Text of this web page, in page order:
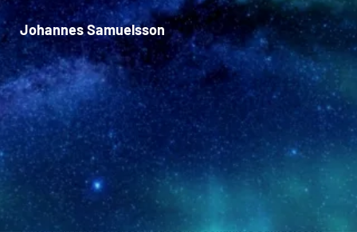
Johannes Samuelsson
HYKER har uppmärksammats i Dagens Industri
, där vi berättar
om hur våra tjänster hjälper organisationer att skydda sin mest
kritiska information i en tid av ökade cyberhot och skärpta
regulatoriska krav.
I intervjun lyfter affärsområdeschefJohannes Samuelsson